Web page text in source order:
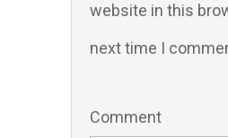
website in this
next time I
Comment